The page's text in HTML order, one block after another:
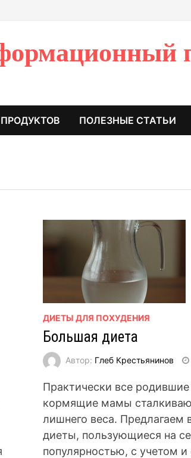
ПОЛЕЗНЫЕ СТАТЬИ
ДИЕТЫ ДЛЯ ПОХУДЕНИЯ
Большая диета
Автор: Глеб Крестьянинов
Практически все
кормящие мамы
лишнего веса.
диеты, пользующиеся на
популярностью, с учетом